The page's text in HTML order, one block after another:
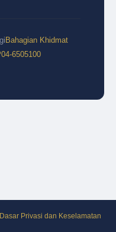
Bahagian Khidmat
04-6505100
Dasar Privasi dan Keselamatan